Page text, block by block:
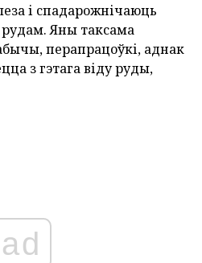
і спадарожнічаюць
Яны таксама
перапрацоўкі, аднак
з гэтага віду руды,
ad